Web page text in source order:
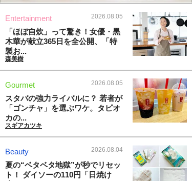
Entertainment 2026.08.05
「ほぼ自炊」って驚き！女優・黒
木華が献立365日を全公開、「特
製お...
森美樹
Gourmet 2026.08.05
スタバの強力ライバルに？ 若者が
「ゴンチャ」を選ぶワケ。タピオ
カの...
スギアカツキ
Beauty 2026.08.04
夏の“ベタベタ地獄”が秒でリセッ
ト！ ダイソーの110円「日焼け